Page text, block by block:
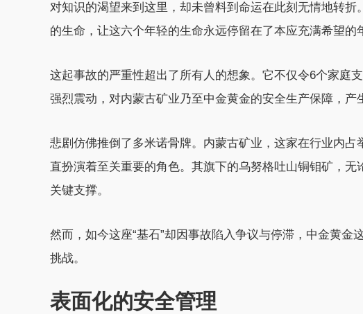
对知识的渴望来到这里，却未曾料到命运在此刻无情地转
的生命，让这六个年轻的生命永远停留在了本应充满希望的
这起事故的严重性超出了所有人的想象。它不仅令6个家庭
强烈震动，对内蒙古矿业乃至中金黄金的安全生产保障，产
悲剧仿佛推倒了多米诺骨牌。内蒙古矿业，这家在行业内占
直扮演着至关重要的角色。其旗下的乌努格吐山铜钼矿，
关键支撑。
然而，如今这座“基石”却因事故陷入争议与停滞，中金黄
挑战。
表面化的安全管理